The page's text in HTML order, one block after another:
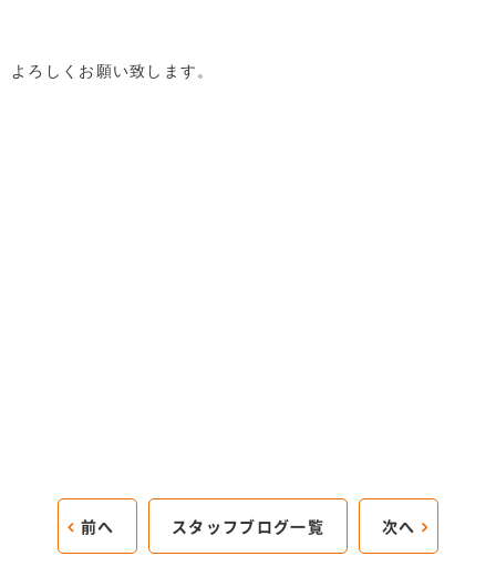
よろしくお願い致します。
前へ スタッフブログ一覧 次へ